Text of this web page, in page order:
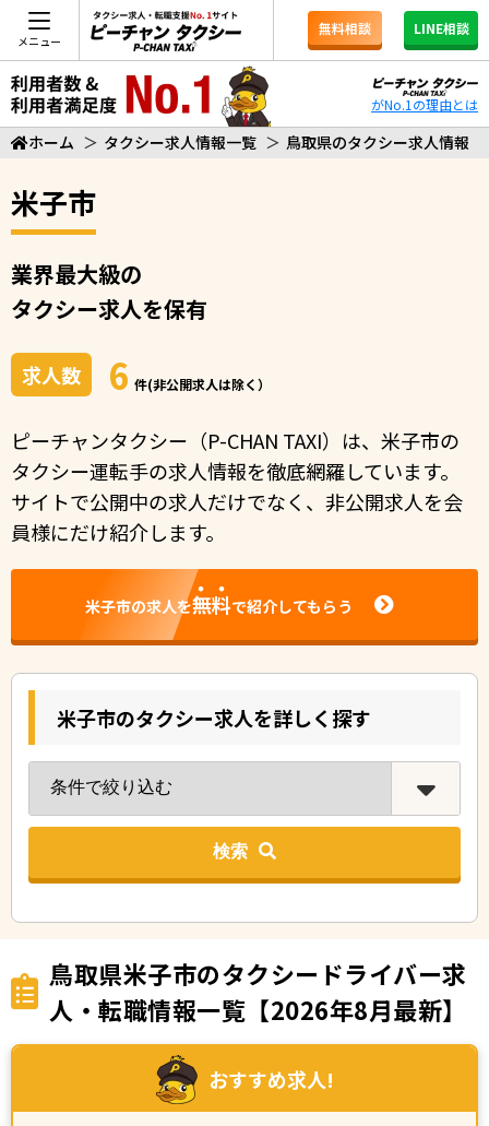
メニュー
無料相談 LINE相談
がNo.1の理由とは
ホーム ＞ タクシー求人情報一覧 ＞ 鳥取県のタクシー求人情報
米子市
業界最大級の
タクシー求人を保有
求人数 6 件(非公開求人は除く）
ピーチャンタクシー（P-CHAN TAXI）は、米子市の
タクシー運転手の求人情報を徹底網羅しています。
サイトで公開中の求人だけでなく、非公開求人を会
員様にだけ紹介します。
米子市の求人を無料で紹介してもらう
米子市のタクシー求人を詳しく探す
検索
鳥取県米子市のタクシードライバー求
人・転職情報一覧【2026年8月最新】
おすすめ求人!